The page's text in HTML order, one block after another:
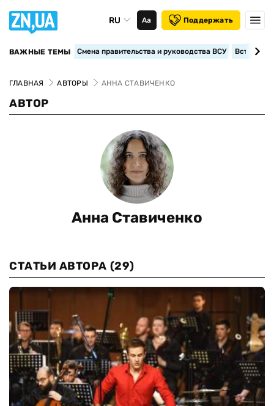
RU Аа Поддержать
ВАЖНЫЕ ТЕМЫ Смена правительства и руководства ВСУ
ГЛАВНАЯ АВТОРЫ АННА СТАВИЧЕНКО
АВТОР
Анна Ставиченко
СТАТЬИ АВТОРА (29)